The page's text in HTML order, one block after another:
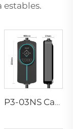
estables.
P3-03NS Cargador Portátil EV